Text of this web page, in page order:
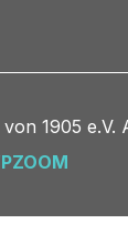
1905 e.V.